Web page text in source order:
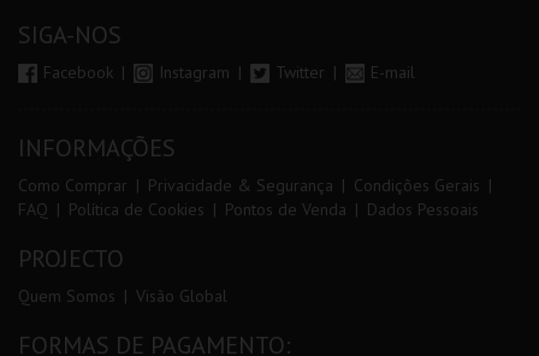
SIGA-NOS
Facebook Instagram Twitter E-mail
INFORMAÇÕES
Como Comprar Privacidade & Segurança
Condições Gerais
FAQ
Política de Cookies Pontos de Venda Dados Pessoais
PROJECTO
Quem Somos Visão Global
FORMAS DE PAGAMENTO: